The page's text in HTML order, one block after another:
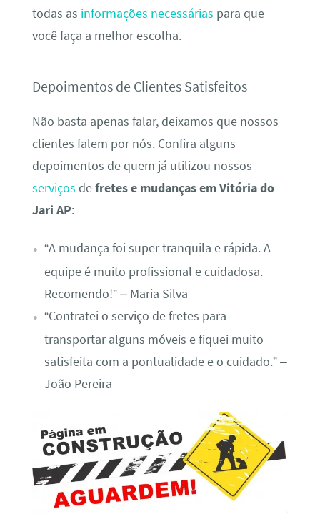
todas as informações necessárias para que
você faça a melhor escolha.
Depoimentos de Clientes Satisfeitos
Não basta apenas falar, deixamos que nossos
clientes falem por nós. Confira alguns
depoimentos de quem já utilizou nossos
serviços defretes e mudanças em Vitória do
Jari AP:
“A mudança foi super tranquila e rápida. A
equipe é muito profissional e cuidadosa.
Recomendo!” – Maria Silva
“Contratei o serviço de fretes para
transportar alguns móveis e fiquei muito
satisfeita com a pontualidade e o cuidado.” –
João Pereira